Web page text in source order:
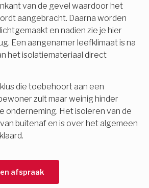
van de gevel waardoor het
aangebracht. Daarna worden
en nadien zie je hier
Een aangenamer leefklimaat is na
het isolatiemateriaal direct
die toebehoort aan een
zult maar weinig hinder
onderneming. Het isoleren van de
buitenaf en is over het algemeen
afspraak